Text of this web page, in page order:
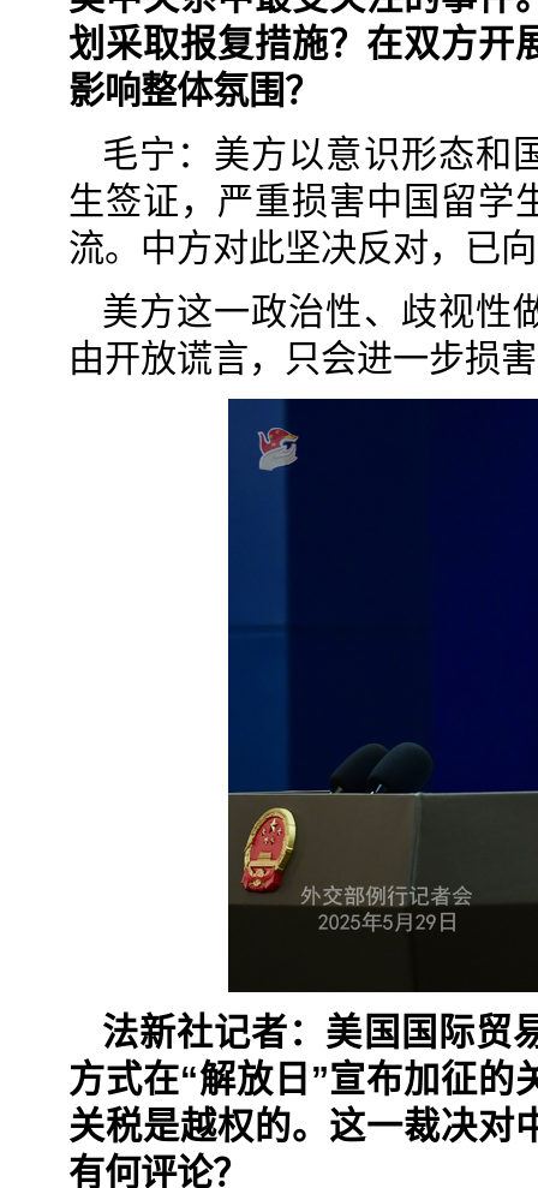
划采取报复措施？在双方开
影响整体氛围？
毛宁：美方以意识形态和
生签证，严重损害中国留学
流。中方对此坚决反对，已
美方这一政治性、歧视性
由开放谎言，只会进一步损
法新社记者：美国国际贸
方式在“解放日”宣布加征的
关税是越权的。这一裁决对
有何评论？